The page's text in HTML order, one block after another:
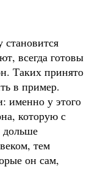
всегда готовы
Таких принято
в пример.
именно у этого
которую с
дольше
тем
он сам,